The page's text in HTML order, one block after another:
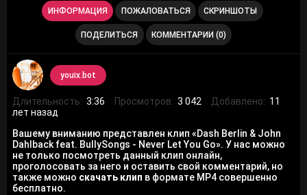
ИНФОРМАЦИЯ ПОЖАЛОВАТЬСЯ СКРИНШОТЫ
ПОДЕЛИТЬСЯ КОММЕНТАРИИ (0)
youix.bot
Длительность: 3:36 Просмотров: 3 042 Добавлено: 11
лет назад
Вашему вниманию представлен клип «Dash Berlin & John
Dahlback feat. BullySongs - Never Let You Go». У нас можно
не только посмотреть данный клип онлайн,
проголосовать за него и оставить свой комментарий, но
также можно скачать клип в формате MP4 совершенно
бесплатно.